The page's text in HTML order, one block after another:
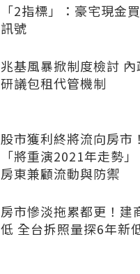
「2指標」：豪宅現金
訊號
兆基風暴掀制度檢討
研議包租代管機制
股市獲利終將流向房市
「將重演2021年走勢
房東兼顧流動與防禦
房市慘淡拖累都更！建
低 全台拆照量探6年新